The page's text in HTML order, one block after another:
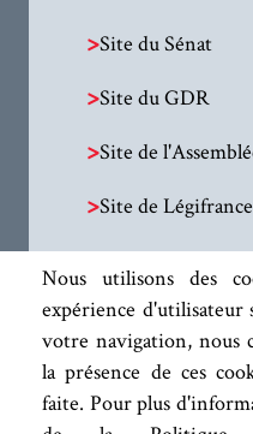
Nous utilisons des
expérience
votre navigation, nous
la présence de ces
faite. Pour plus
>Site du Sénat
>Site du GDR
>Site de
>Site de Légifrance